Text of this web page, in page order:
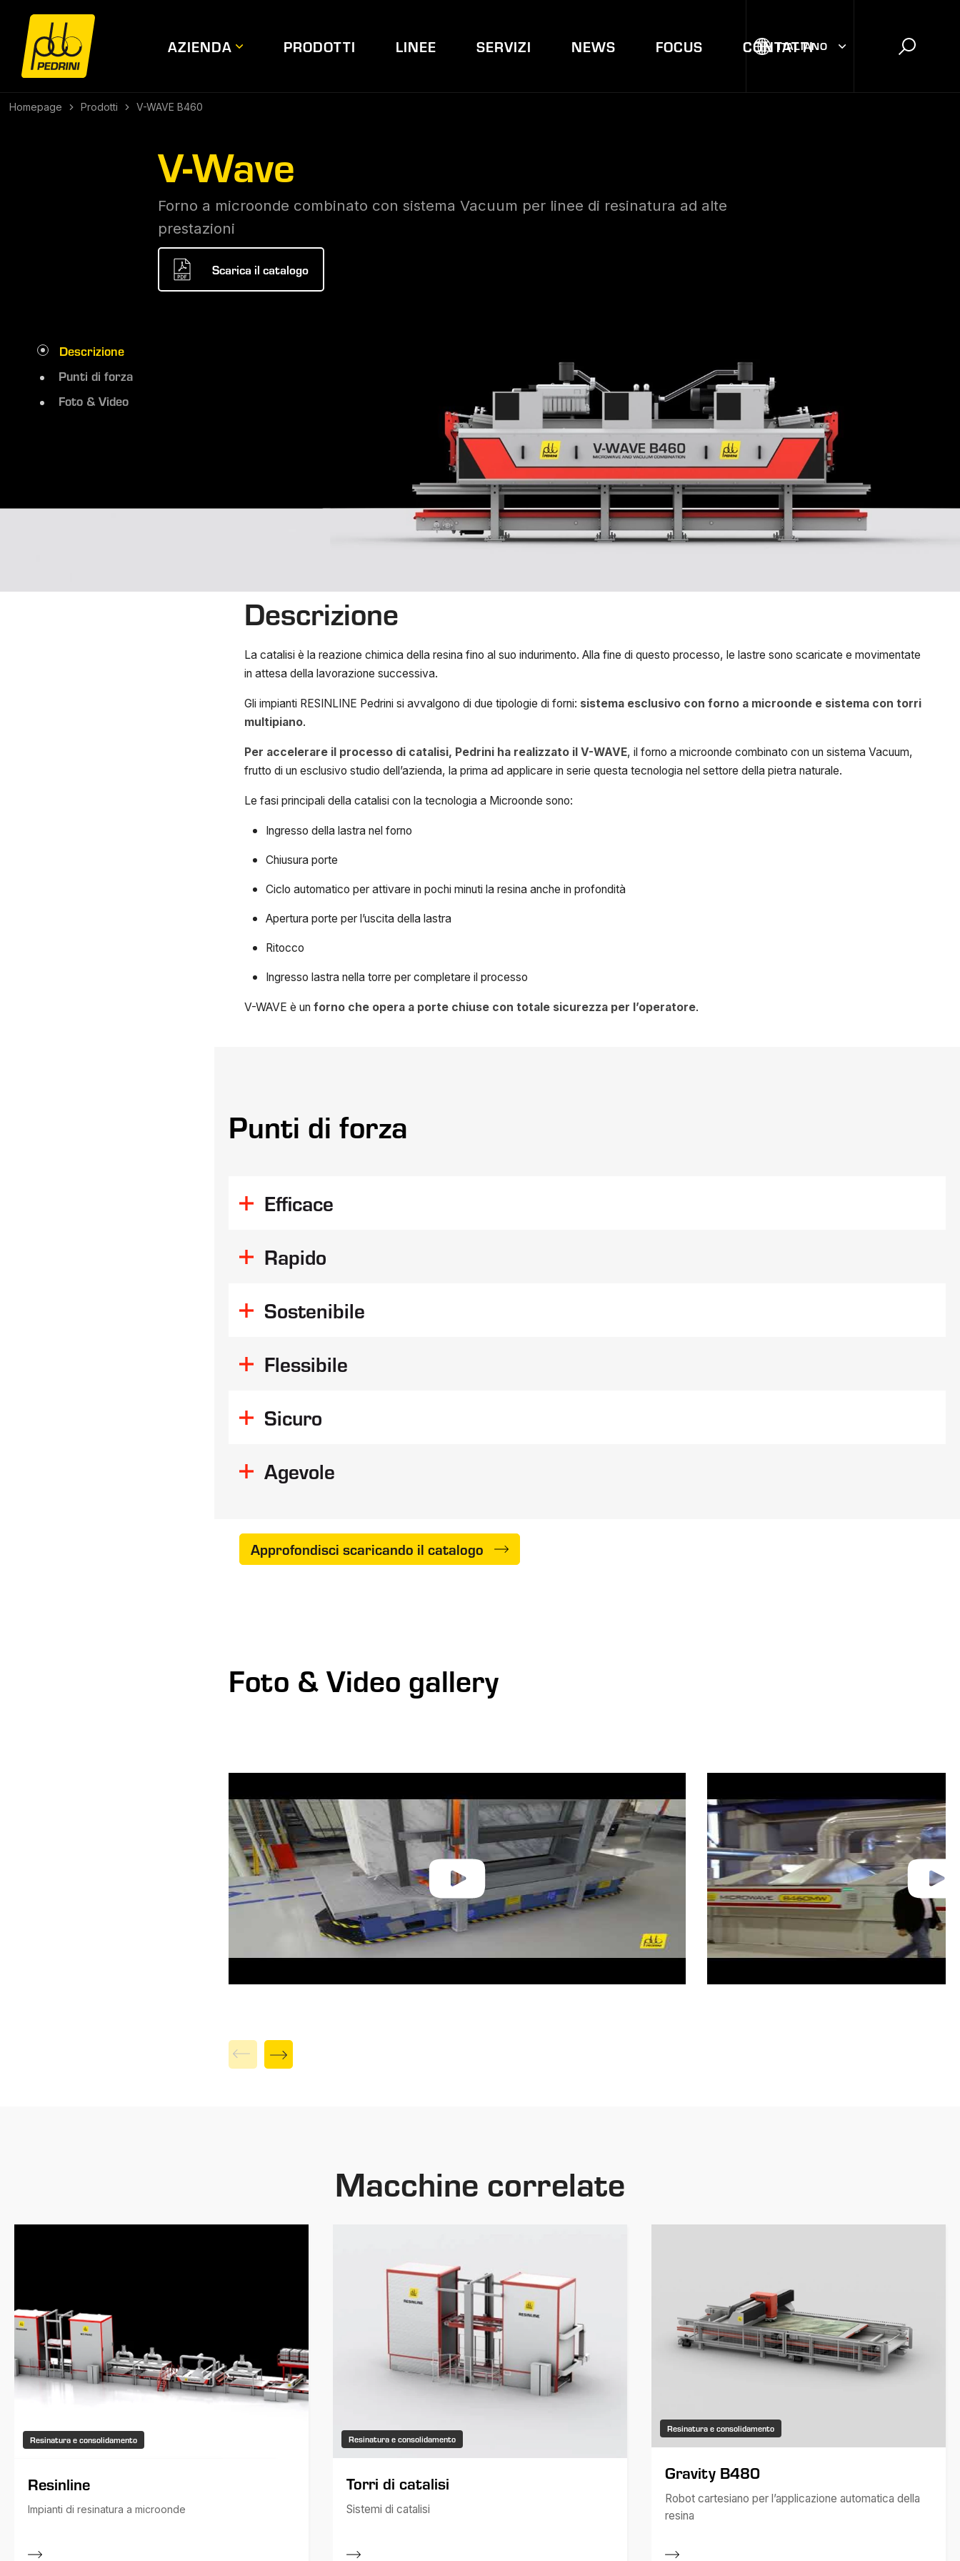
AZIENDA PRODOTTI LINEE SERVIZI NEWS FOCUS CONTATTI
ITALIANO
Homepage Prodotti V-WAVE B460
V-Wave
Forno a microonde combinato con sistema Vacuum per linee di resinatura ad alte
prestazioni
Scarica il catalogo
Descrizione
Punti di forza
Foto & Video
Descrizione
La catalisi è la reazione chimica della resina fino al suo indurimento. Alla fine di questo processo, le lastre sono scaricate e movimentate
in attesa della lavorazione successiva.
Gli impianti RESINLINE Pedrini si avvalgono di due tipologie di forni: sistema esclusivo con forno a microonde e sistema con torri
multipiano.
Per accelerare il processo di catalisi, Pedrini ha realizzato il V-WAVE, il forno a microonde combinato con un sistema Vacuum,
frutto di un esclusivo studio dell’azienda, la prima ad applicare in serie questa tecnologia nel settore della pietra naturale.
Le fasi principali della catalisi con la tecnologia a Microonde sono:
Ingresso della lastra nel forno
Chiusura porte
Ciclo automatico per attivare in pochi minuti la resina anche in profondità
Apertura porte per l’uscita della lastra
Ritocco
Ingresso lastra nella torre per completare il processo
V-WAVE è un forno che opera a porte chiuse con totale sicurezza per l’operatore.
Punti di forza
Efficace
Rapido
Sostenibile
Flessibile
Sicuro
Agevole
Approfondisci scaricando il catalogo
Foto & Video gallery
Macchine correlate
Resinatura e consolidamento
Resinline
Impianti di resinatura a microonde
Resinatura e consolidamento
Torri di catalisi
Sistemi di catalisi
Resinatura e consolidamento
Gravity B480
Robot cartesiano per l’applicazione automatica della
resina